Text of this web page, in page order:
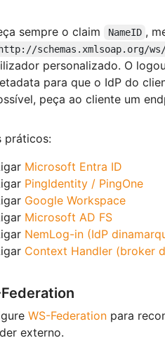
sempre o claim NameID ,
http://schemas.xmlsoap.org/
personalizado. O
para que o IdP do
peça ao cliente um
práticos:
Microsoft Entra ID
PingIdentity / PingOne
Google Workspace
Microsoft AD FS
NemLog-in (IdP
Context Handler (broker
WS-Federation para
externo.